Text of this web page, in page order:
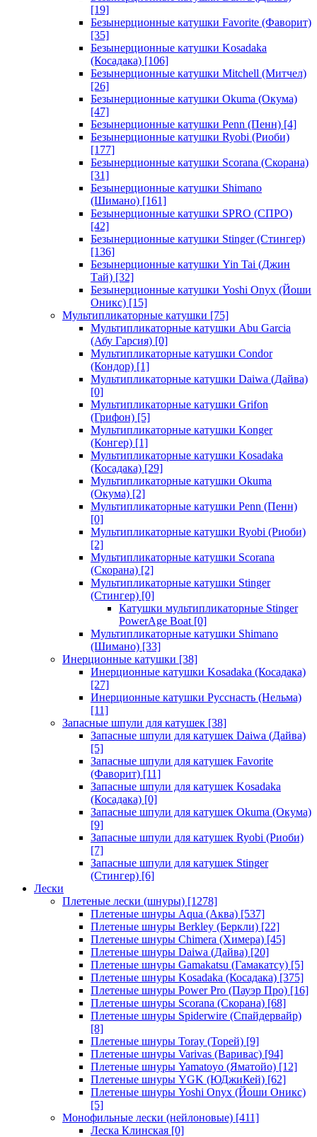
[19]
Безынерционные катушки Favorite (Фаворит)
[35]
Безынерционные катушки Kosadaka
(Косадака) [106]
Безынерционные катушки Mitchell (Митчел)
[26]
Безынерционные катушки Okuma (Окума)
[47]
Безынерционные катушки Penn (Пенн) [4]
Безынерционные катушки Ryobi (Риоби)
[177]
Безынерционные катушки Scorana (Скорана)
[31]
Безынерционные катушки Shimano
(Шимано) [161]
Безынерционные катушки SPRO (СПРО)
[42]
Безынерционные катушки Stinger (Стингер)
[136]
Безынерционные катушки Yin Tai (Джин
Тай) [32]
Безынерционные катушки Yoshi Onyx (Йоши
Оникс) [15]
Мультипликаторные катушки [75]
Мультипликаторные катушки Abu Garcia
(Абу Гарсия) [0]
Мультипликаторные катушки Condor
(Кондор) [1]
Мультипликаторные катушки Daiwa (Дайва)
[0]
Мультипликаторные катушки Grifon
(Грифон) [5]
Мультипликаторные катушки Konger
(Конгер) [1]
Мультипликаторные катушки Kosadaka
(Косадака) [29]
Мультипликаторные катушки Okuma
(Окума) [2]
Мультипликаторные катушки Penn (Пенн)
[0]
Мультипликаторные катушки Ryobi (Риоби)
[2]
Мультипликаторные катушки Scorana
(Скорана) [2]
Мультипликаторные катушки Stinger
(Стингер) [0]
Катушки мультипликаторные Stinger
PowerAge Boat [0]
Мультипликаторные катушки Shimano
(Шимано) [33]
Инерционные катушки [38]
Инерционные катушки Kosadaka (Косадака)
[27]
Инерционные катушки Русснасть (Нельма)
[11]
Запасные шпули для катушек [38]
Запасные шпули для катушек Daiwa (Дайва)
[5]
Запасные шпули для катушек Favorite
(Фаворит) [11]
Запасные шпули для катушек Kosadaka
(Косадака) [0]
Запасные шпули для катушек Okuma (Окума)
[9]
Запасные шпули для катушек Ryobi (Риоби)
[7]
Запасные шпули для катушек Stinger
(Стингер) [6]
Лески
Плетеные лески (шнуры) [1278]
Плетеные шнуры Aqua (Аква) [537]
Плетеные шнуры Berkley (Беркли) [22]
Плетеные шнуры Chimera (Химера) [45]
Плетеные шнуры Daiwa (Дайва) [20]
Плетеные шнуры Gamakatsu (Гамакатсу) [5]
Плетеные шнуры Kosadaka (Косадака) [375]
Плетеные шнуры Power Pro (Пауэр Про) [16]
Плетеные шнуры Scorana (Скорана) [68]
Плетеные шнуры Spiderwire (Спайдервайр)
[8]
Плетеные шнуры Toray (Торей) [9]
Плетеные шнуры Varivas (Варивас) [94]
Плетеные шнуры Yamatoyo (Яматойо) [12]
Плетеные шнуры YGK (ЮДжиКей) [62]
Плетеные шнуры Yoshi Onyx (Йоши Оникс)
[5]
Монофильные лески (нейлоновые) [411]
Леска Клинская [0]